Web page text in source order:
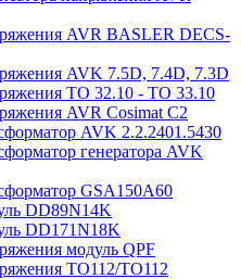
AVR BASLER DECS-
AVK 7.5D, 7.4D, 7.3D
TO 32.10 - TO 33.10
AVR Cosimat C2
AVK 2.2.2401.5430
генератора AVK
GSA150A60
DD89N14K
DD171N18K
модуль QPF
ТО112/TO112